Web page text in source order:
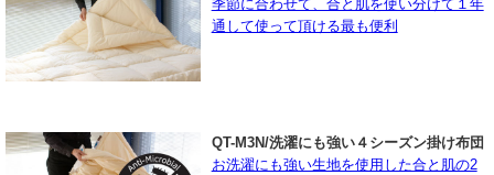
季節に合わせて、合と肌を使い分けて１年
通して使って頂ける最も便利
QT-M3N/洗濯にも強い４シーズン掛け布団
お洗濯にも強い生地を使用した合と肌の2